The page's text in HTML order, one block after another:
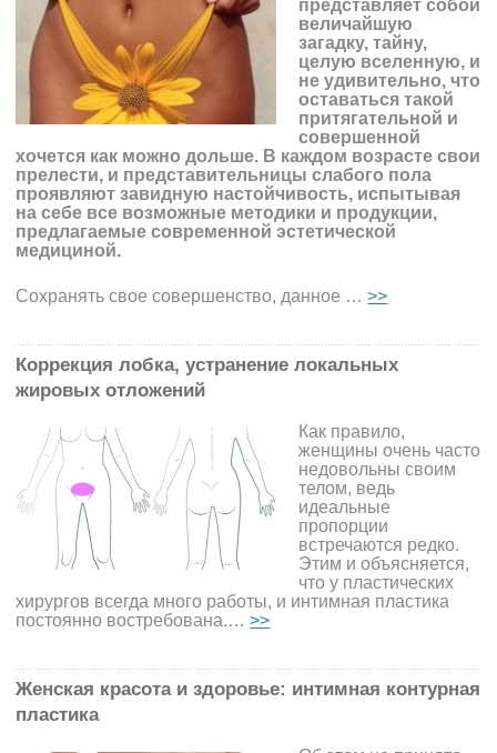
представляет собой
величайшую
загадку, тайну,
целую вселенную, и
не удивительно, что
оставаться такой
притягательной и
совершенной
хочется как можно дольше. В каждом возрасте свои
прелести, и представительницы слабого пола
проявляют завидную настойчивость, испытывая
на себе все возможные методики и продукции,
предлагаемые современной эстетической
медициной.
Сохранять свое совершенство, данное …>>
Коррекция лобка, устранение локальных
жировых отложений
Как правило,
женщины очень часто
недовольны своим
телом, ведь
идеальные
пропорции
встречаются редко.
Этим и объясняется,
что у пластических
хирургов всегда много работы, и интимная пластика
постоянно востребована.…>>
Женская красота и здоровье: интимная контурная
пластика